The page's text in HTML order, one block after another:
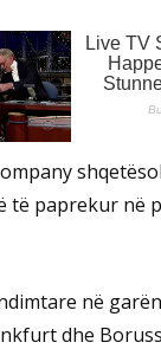
paprekur në
në
dhe